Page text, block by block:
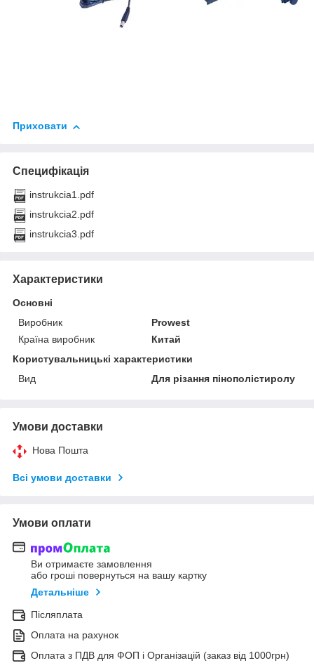
Приховати
Специфікація
instrukcia1.pdf
instrukcia2.pdf
instrukcia3.pdf
Характеристики
Основні
Виробник
Prowest
Країна виробник
Китай
Користувальницькі характеристики
Вид
Для різання пінополістиролу
Умови доставки
Нова Пошта
Всі умови доставки
Умови оплати
Ви отримаєте замовлення
або гроші повернуться на вашу картку
Детальніше
Післяплата
Оплата на рахунок
Оплата з ПДВ для ФОП і Організацій (заказ від 1000грн)